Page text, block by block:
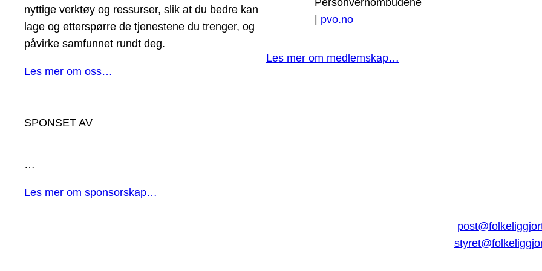
nyttige verktøy og ressurser, slik at du bedre kan
lage og etterspørre de tjenestene du trenger, og
påvirke samfunnet rundt deg.
Les mer om oss…
| pvo.no
Les mer om medlemskap…
SPONSET AV
…
Les mer om sponsorskap…